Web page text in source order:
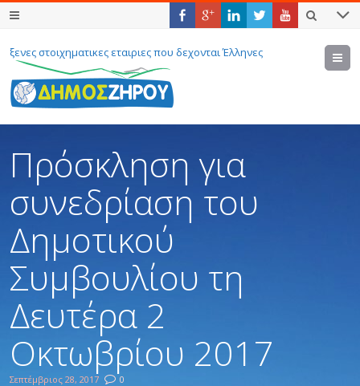
ξενες στοιχηματικες εταιριες που δεχονται Έλληνες
Πρόσκληση για
συνεδρίαση του
Δημοτικού
Συμβουλίου τη
Δευτέρα 2
Οκτωβρίου 2017
Σεπτέμβριος 28, 2017 0